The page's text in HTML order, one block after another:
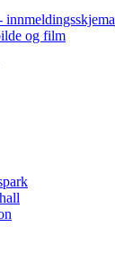
innmeldingsskjema
og film